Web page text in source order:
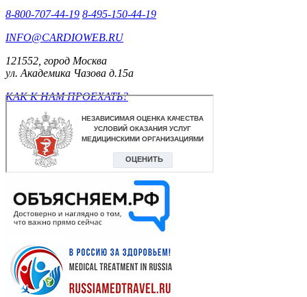
8-800-707-44-19 8-495-150-44-19
INFO@CARDIOWEB.RU
121552, город Москва
ул. Академика Чазова д.15а
КАК К НАМ ПРОЕХАТЬ?